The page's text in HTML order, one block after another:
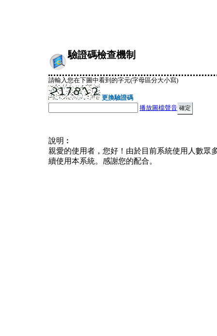
驗證碼檢查機制
請輸入您在下圖中看到的字元(字母區分大小寫)
更換驗證碼
播放圖檔聲音
說明︰
親愛的使用者，您好！由於目前系統使用人數眾
續使用本系統。感謝您的配合。